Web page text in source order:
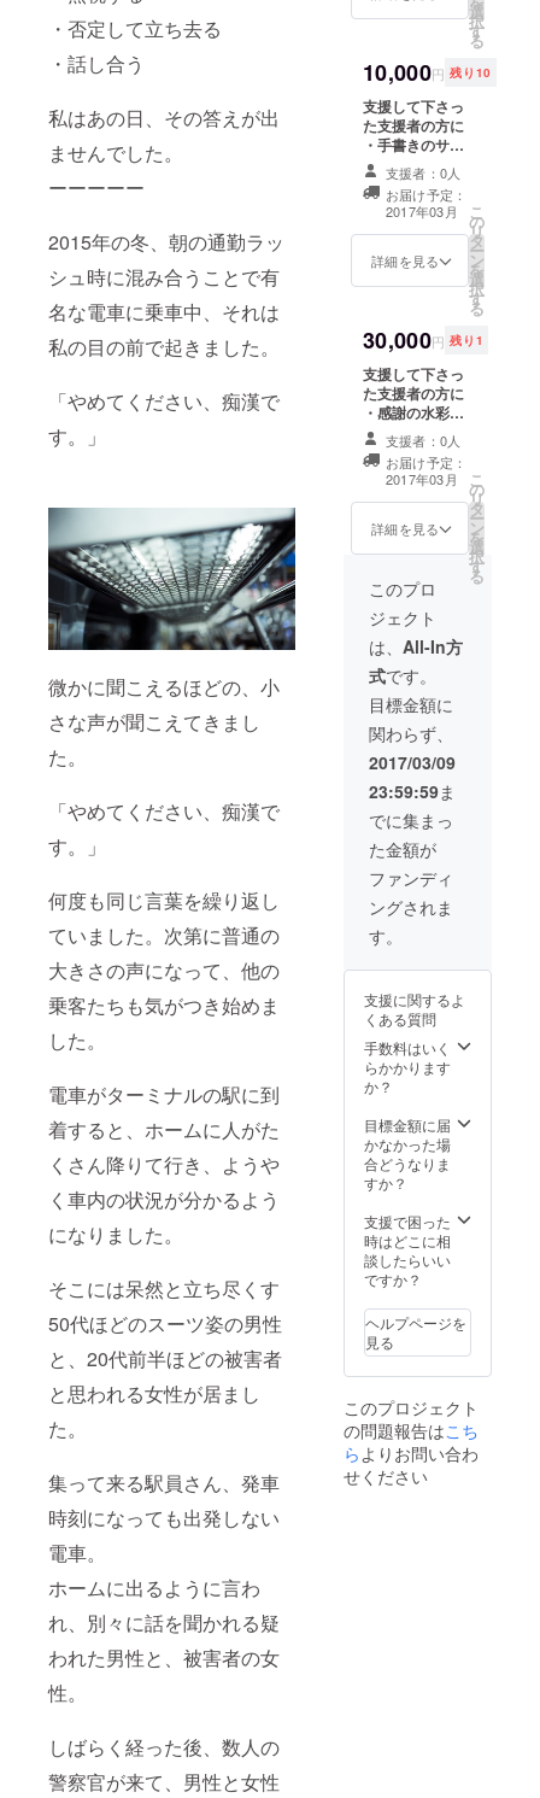
・否定して立ち去る
・話し合う
私はあの日、その答えが出
ませんでした。
ーーーーー
2015年の冬、朝の通勤ラッ
シュ時に混み合うことで有
名な電車に乗車中、それは
私の目の前で起きました。
「やめてください、痴漢で
す。」
微かに聞こえるほどの、小
さな声が聞こえてきまし
た。
「やめてください、痴漢で
す。」
何度も同じ言葉を繰り返し
ていました。次第に普通の
大きさの声になって、他の
乗客たちも気がつき始めま
した。
電車がターミナルの駅に到
着すると、ホームに人がた
くさん降りて行き、ようや
く車内の状況が分かるよう
になりました。
そこには呆然と立ち尽くす
50代ほどのスーツ姿の男性
と、20代前半ほどの被害者
と思われる女性が居まし
た。
集って来る駅員さん、発車
時刻になっても出発しない
電車。
ホームに出るように言わ
れ、別々に話を聞かれる疑
われた男性と、被害者の女
性。
しばらく経った後、数人の
警察官が来て、男性と女性
2016年〈レ
ア吉日通知
アプリ〉リ
リース
R25スマホ情
報局、エキ
サイト
アンドロイ
種メディア
で紹介。
ニックネーム)を
名(またはニック
ネーム) を掲載
選
択
す
る
10,000円 残り10
支援して下さっ
た支援者の方に
・手書きのサン
クスレター ・公
式ホームページ
に氏名(または
ニックネーム)を
優先して上位に
掲載 ・公式
ネーム) を優先し
て上位に掲載 ・
サンクスメール
・活動報告 ・製
品版Androidア
プリの無料ダウ
ンロード
支援者：0人
お届け予定：
2017年03月
詳細を見る
こ
の
リ
タ
ー
ン
を
選
択
す
る
30,000円 残り1
支援して下さっ
た支援者の方に
・感謝の水彩
アート ・公式
ホームページに
氏名(またはニッ
クネーム)を優先
して上位に掲載
・公式
ネーム) を優先し
て上位に掲載 ・
サンクスメール
・活動報告 ・製
品版Androidア
プリの無料ダウ
ンロード
支援者：0人
お届け予定：
2017年03月
詳細を見る
こ
の
リ
タ
ー
ン
を
選
択
す
る
このプロ
ジェクト
は、 All-In方
式です。
目標金額に
関わらず、
2017/03/09
23:59:59ま
でに集まっ
た金額が
ファンディ
ングされま
す。
支援に関するよ
くある質問
手数料はいく
らかかります
か？
目標金額に届
かなかった場
合どうなりま
すか？
支援で困った
時はどこに相
談したらいい
ですか？
ヘルプページを
見る
このプロジェクト
の問題報告はこち
らよりお問い合わ
せください